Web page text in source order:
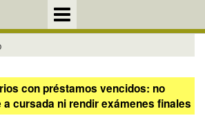
con préstamos vencidos: no
cursada ni rendir exámenes finales